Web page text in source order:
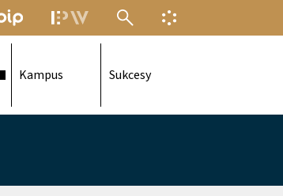
MENU ELEKTRONICZNEJINFORMACJA O
Kampus Sukcesy